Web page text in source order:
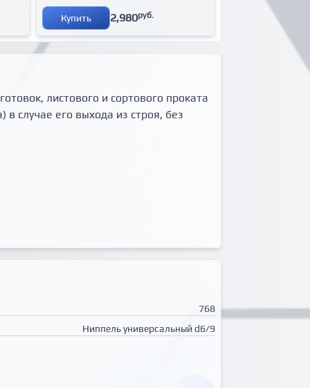
Купить 2,980руб.
листового и сортового проката
случае его выхода из строя, без
768
Ниппель универсальный d6/9